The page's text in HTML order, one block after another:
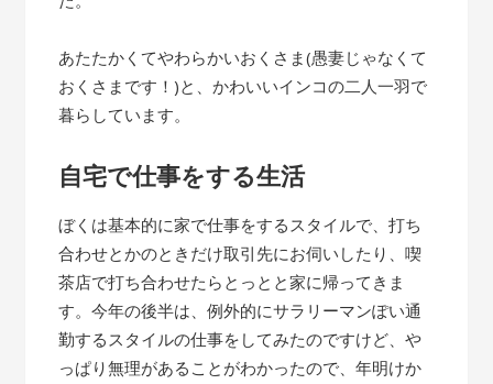
あたたかくてやわらかいおくさま(愚妻じゃなくて
おくさまです！)と、かわいいインコの二人一羽で
暮らしています。
自宅で仕事をする生活
ぼくは基本的に家で仕事をするスタイルで、打ち
合わせとかのときだけ取引先にお伺いしたり、喫
茶店で打ち合わせたらとっとと家に帰ってきま
す。今年の後半は、例外的にサラリーマンぽい通
勤するスタイルの仕事をしてみたのですけど、や
っぱり無理があることがわかったので、年明けか